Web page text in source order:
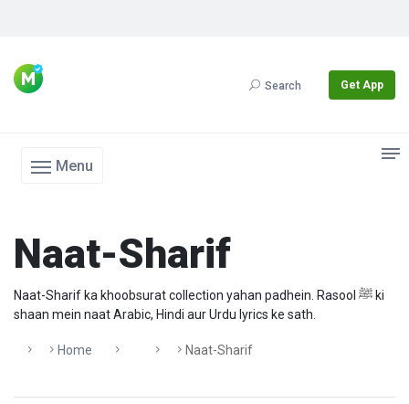
Search Get App
Menu
Naat-Sharif
Naat-Sharif ka khoobsurat collection yahan padhein. Rasool ﷺ ki
shaan mein naat Arabic, Hindi aur Urdu lyrics ke sath.
Home Naat-Sharif